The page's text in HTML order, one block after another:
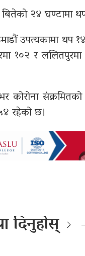
२४ घण्टामा
उपत्यकामा थप
१०२ र
कोरोना
रहेको छ।
दिनुहोस्